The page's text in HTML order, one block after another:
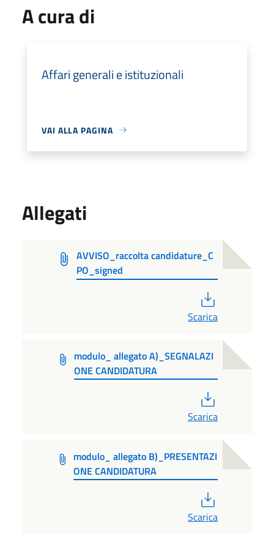
A cura di
Affari generali e istituzionali
VAI ALLA PAGINA
Allegati
AVVISO_raccolta candidature_C
PO_signed
Scarica
modulo_ allegato A)_SEGNALAZI
ONE CANDIDATURA
Scarica
modulo_ allegato B)_PRESENTAZI
ONE CANDIDATURA
Scarica